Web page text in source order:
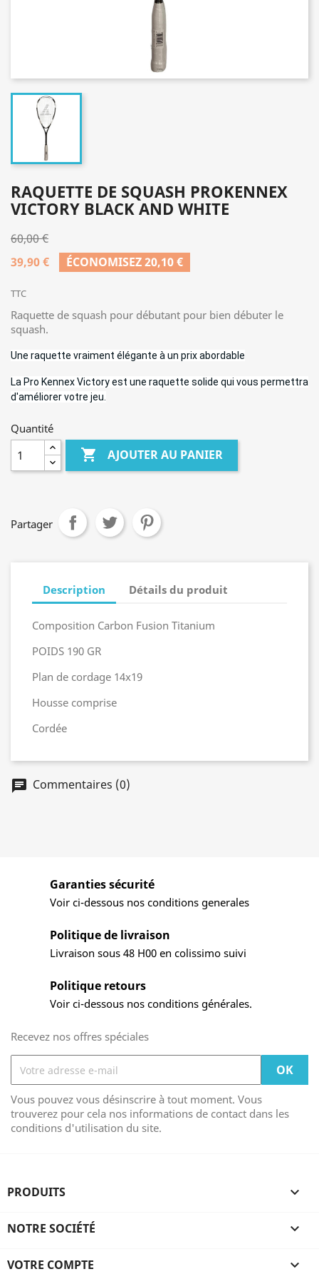
RAQUETTE DE SQUASH PROKENNEX
VICTORY BLACK AND WHITE
60,00 €
39,90 €
ÉCONOMISEZ 20,10 €
TTC
Raquette de squash pour débutant pour bien débuter le
squash.
Une raquette vraiment élégante à un prix abordable
La Pro Kennex Victory est une raquette solide qui vous permettra
d'améliorer votre jeu.
Quantité
 AJOUTER AU PANIER
Partager
Description Détails du produit
Composition Carbon Fusion Titanium
POIDS 190 GR
Plan de cordage 14x19
Housse comprise
Cordée
Commentaires (0)
Garanties sécurité
Voir ci-dessous nos conditions generales
Politique de livraison
Livraison sous 48 H00 en colissimo suivi
Politique retours
Voir ci-dessous nos conditions générales.
Recevez nos offres spéciales
Vous pouvez vous désinscrire à tout moment. Vous
trouverez pour cela nos informations de contact dans les
conditions d'utilisation du site.
PRODUITS 
NOTRE SOCIÉTÉ 
VOTRE COMPTE 